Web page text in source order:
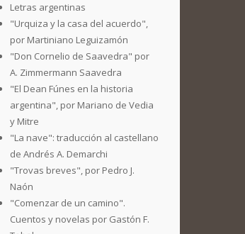
Letras argentinas
"Urquiza y la casa del acuerdo",
por Martiniano Leguizamón
"Don Cornelio de Saavedra" por
A. Zimmermann Saavedra
"El Dean Fúnes en la historia
argentina", por Mariano de Vedia
y Mitre
"La nave": traducción al castellano
de Andrés A. Demarchi
"Trovas breves", por Pedro J.
Naón
"Comenzar de un camino".
Cuentos y novelas por Gastón F.